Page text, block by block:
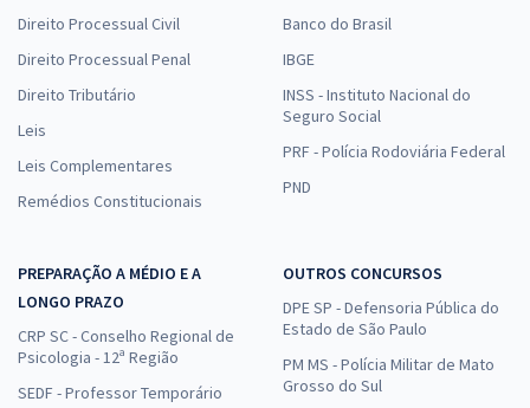
Direito Processual Civil
Direito Processual Penal
Direito Tributário
Leis
Leis Complementares
Remédios Constitucionais
Banco do Brasil
IBGE
INSS - Instituto Nacional do
Seguro Social
PRF - Polícia Rodoviária Federal
PND
PREPARAÇÃO A MÉDIO E A
LONGO PRAZO
CRP SC - Conselho Regional de
Psicologia - 12ª Região
SEDF - Professor Temporário
OUTROS CONCURSOS
DPE SP - Defensoria Pública do
Estado de São Paulo
PM MS - Polícia Militar de Mato
Grosso do Sul